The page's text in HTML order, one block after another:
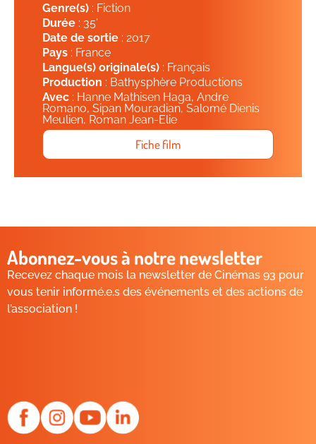
Genre(s) : Fiction
Durée : 35'
Date de sortie : 2017
Pays : France
Langue(s) originale(s) : Français
Production : Bathysphère Productions
Avec : Hanne Mathisen Haga, Andre
Romano, Sipan Mouradian, Salomé Dienis
Meulien, Roman Jean-Elie
Fiche film
Abonnez-vous à notre newsletter
Recevez chaque mois la newsletter de Cinémas 93 pour
vous tenir informé.e.s des événements et des actions de
l’association !